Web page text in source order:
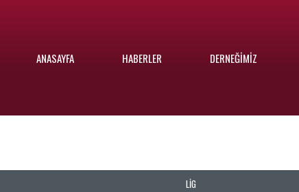
ANASAYFA HABERLER DERNEĞIMIZ
LIG